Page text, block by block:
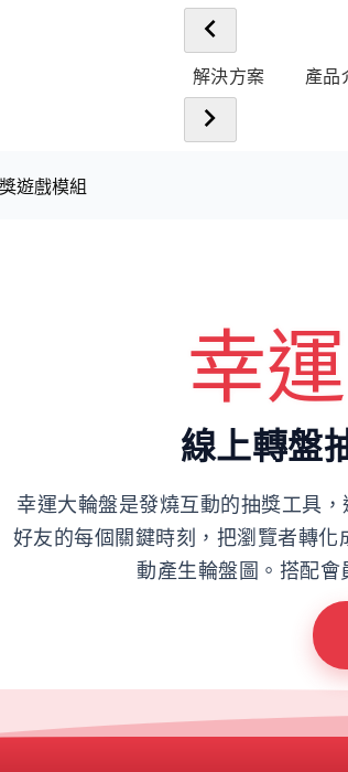
解決方案 產品
遊戲模組
幸
線上轉盤
幸運大輪盤是發燒互動的抽獎工具
好友的每個關鍵時刻，把瀏覽者轉
動產生輪盤圖。搭配會